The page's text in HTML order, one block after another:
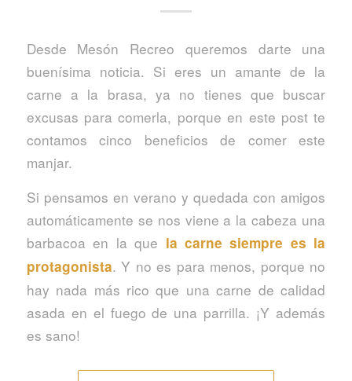
Desde Mesón Recreo queremos darte una
buenísima noticia. Si eres un amante de la
carne a la brasa, ya no tienes que buscar
excusas para comerla, porque en este post te
contamos cinco beneficios de comer este
manjar.
Si pensamos en verano y quedada con amigos
automáticamente se nos viene a la cabeza una
barbacoa en la que la carne siempre es la
protagonista. Y no es para menos, porque no
hay nada más rico que una carne de calidad
asada en el fuego de una parrilla. ¡Y además
es sano!